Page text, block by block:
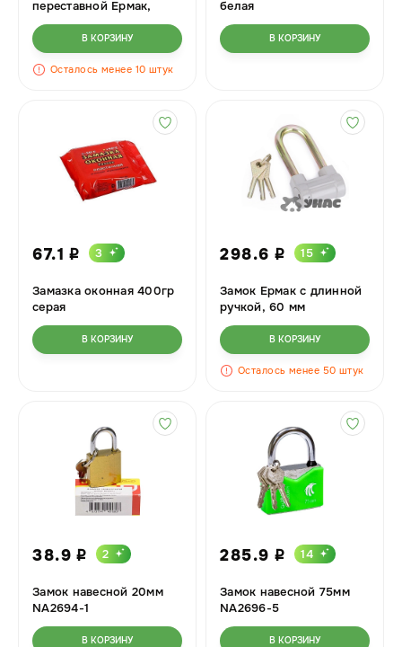
переставной Ермак,
260мм
В КОРЗИНУ
Осталось менее 10 штук
белая
В КОРЗИНУ
67.1 i 3
Замазка оконная 400гр
серая
В КОРЗИНУ
298.6 i 15
Замок Ермак с длинной
ручкой, 60 мм
В КОРЗИНУ
Осталось менее 50 штук
38.9 i 2
Замок навесной 20мм
NA2694-1
В КОРЗИНУ
285.9 i 14
Замок навесной 75мм
NA2696-5
В КОРЗИНУ